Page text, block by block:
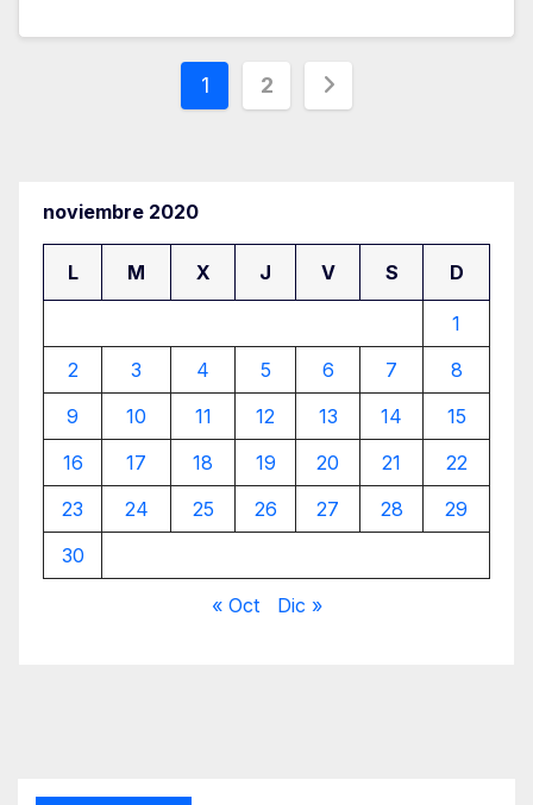
Paginación
1 2
noviembre 2020
L M X J V S D
1
2
3 4 5 6 7
8
9
10 11 12 13 14
15
16
17 18 19 20 21
22
23
24 25 26 27 28
29
30
« Oct Dic »